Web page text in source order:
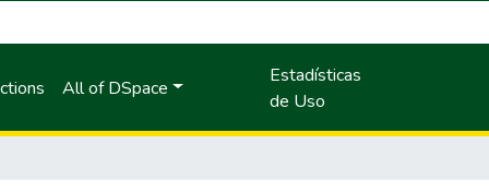
All of DSpace
Estadísticas
de Uso